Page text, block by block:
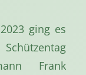
ging es
Frank